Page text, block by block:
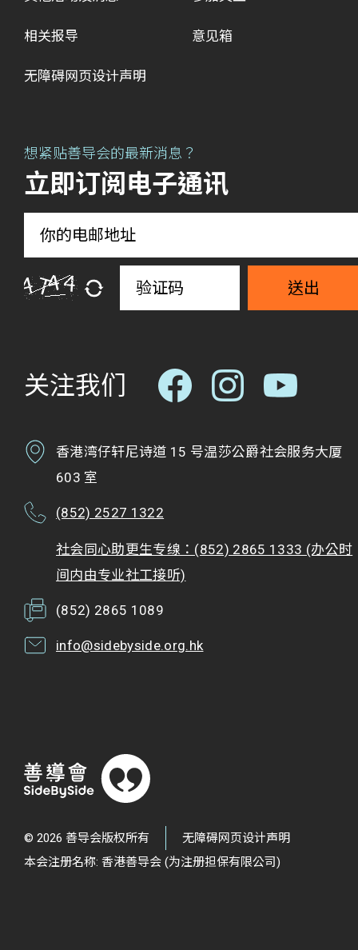
相关报导 意见箱
无障碍网页设计声明
想紧贴善导会的最新消息？
立即订阅电子通讯
送出
关注我们
香港湾仔轩尼诗道 15 号温莎公爵社会服务大厦
603 室
(852) 2527 1322
社会同心助更生专缐：(852) 2865 1333 (办公时
间内由专业社工接听)
(852) 2865 1089
info@sidebyside.org.hk
© 2026 善导会版权所有
无障碍网页设计声明
本会注册名称: 香港善导会 (为注册担保有限公司)